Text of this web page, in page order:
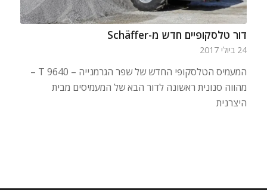
דור טלסקופיים חדש מ-Schäffer
24 ביולי 2017
המעמיס הטלסקופי החדש של שפר הגרמנייה – 9640 T –
מהווה סנונית ראשונה לדור הבא של המעמיסים מבית
היצרנית